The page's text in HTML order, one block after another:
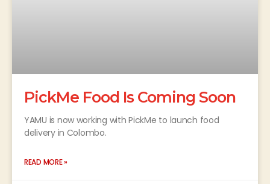
PickMe Food Is Coming Soon
YAMU is now working with PickMe to launch food
delivery in Colombo.
READ MORE »